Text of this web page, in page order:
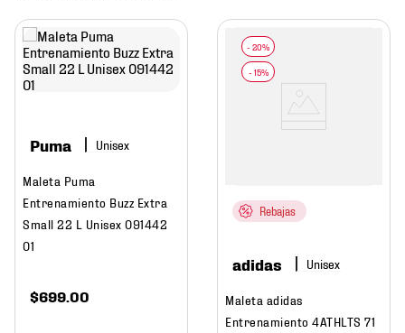
Puma
Maleta Puma
Entrenamiento Buzz Extra
Small 22 L Unisex 091442
01
$699 00
Rebajas
adidas
Maleta adidas
Entrenamiento 4ATHLTS 71